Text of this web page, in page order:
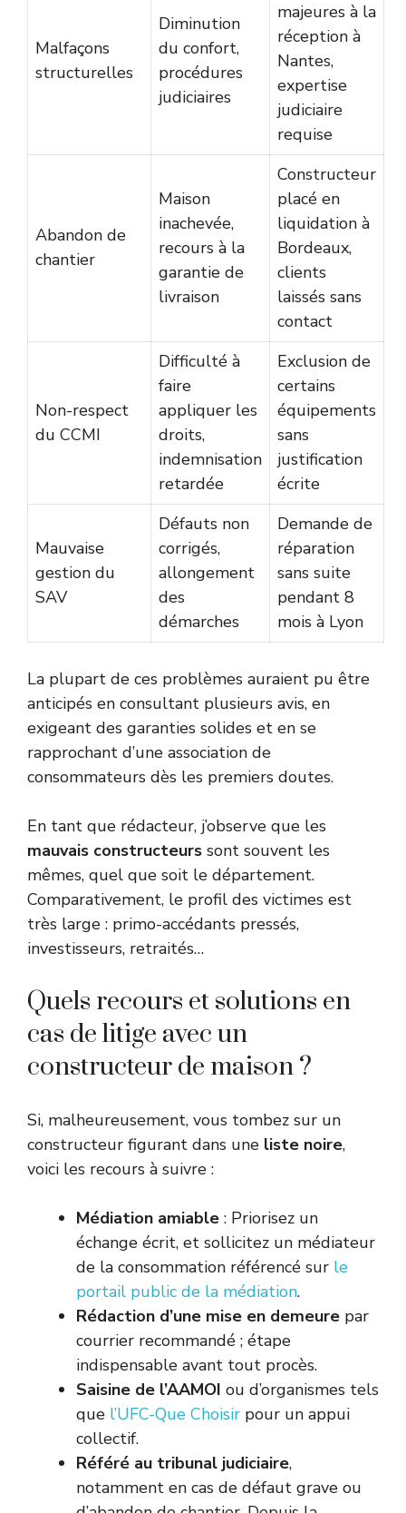
Malfaçons
structurelles
Diminution
du confort,
procédures
judiciaires
majeures à la
réception à
Nantes,
expertise
judiciaire
requise
Abandon de
chantier
Maison
inachevée,
recours à la
garantie de
livraison
Constructeur
placé en
liquidation à
Bordeaux,
clients
laissés sans
contact
Non-respect
du CCMI
Difficulté à
faire
appliquer les
droits,
indemnisation
retardée
Exclusion de
certains
équipements
sans
justification
écrite
Mauvaise
gestion du
SAV
Défauts non
corrigés,
allongement
des
démarches
Demande de
réparation
sans suite
pendant 8
mois à Lyon
La plupart de ces problèmes auraient pu être
anticipés en consultant plusieurs avis, en
exigeant des garanties solides et en se
rapprochant d’une association de
consommateurs dès les premiers doutes.
En tant que rédacteur, j’observe que les
mauvais constructeurs sont souvent les
mêmes, quel que soit le département.
Comparativement, le profil des victimes est
très large : primo-accédants pressés,
investisseurs, retraités…
Quels recours et solutions en
cas de litige avec un
constructeur de maison ?
Si, malheureusement, vous tombez sur un
constructeur figurant dans une liste noire,
voici les recours à suivre :
Médiation amiable : Priorisez un
échange écrit, et sollicitez un médiateur
de la consommation référencé sur le
portail public de la médiation.
Rédaction d’une mise en demeure par
courrier recommandé ; étape
indispensable avant tout procès.
Saisine de l’AAMOI ou d’organismes tels
que l’UFC-Que Choisir pour un appui
collectif.
Référé au tribunal judiciaire,
notamment en cas de défaut grave ou